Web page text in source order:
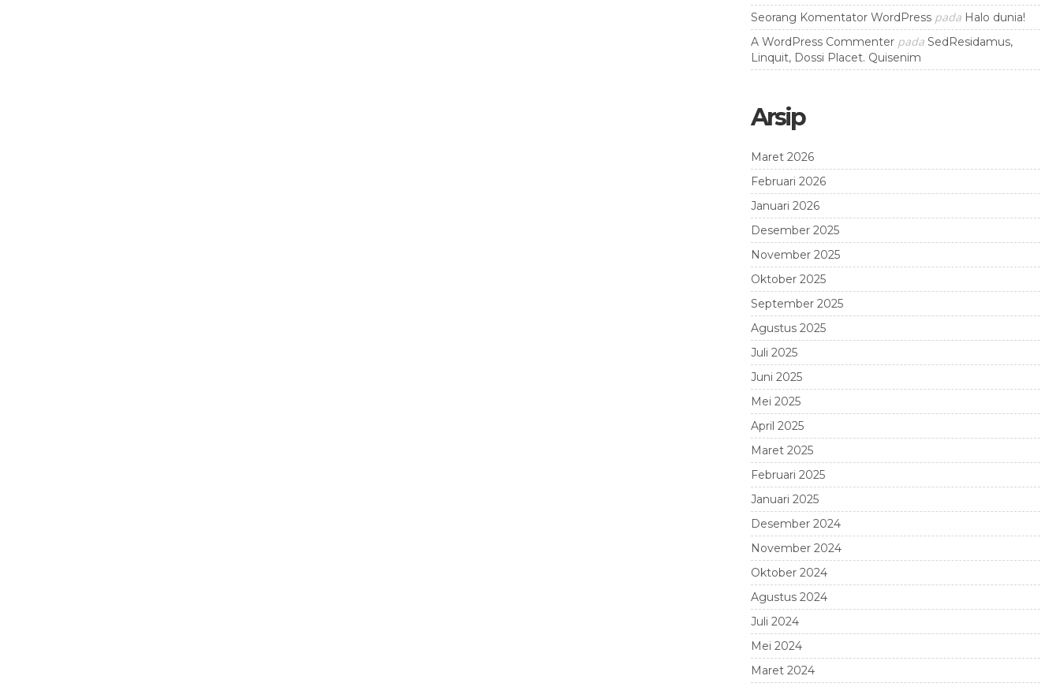
Seorang Komentator WordPresspada Halo dunia!
A WordPress Commenterpada SedResidamus,
Linquit, Dossi Placet. Quisenim
Arsip
Maret 2026
Februari 2026
Januari 2026
Desember 2025
November 2025
Oktober 2025
September 2025
Agustus 2025
Juli 2025
Juni 2025
Mei 2025
April 2025
Maret 2025
Februari 2025
Januari 2025
Desember 2024
November 2024
Oktober 2024
Agustus 2024
Juli 2024
Mei 2024
Maret 2024